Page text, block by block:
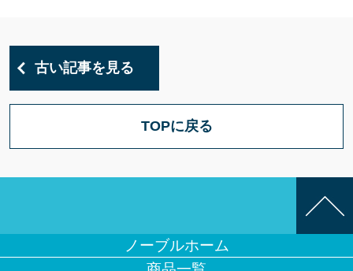
古い記事を見る
TOPに戻る
ノーブルホーム